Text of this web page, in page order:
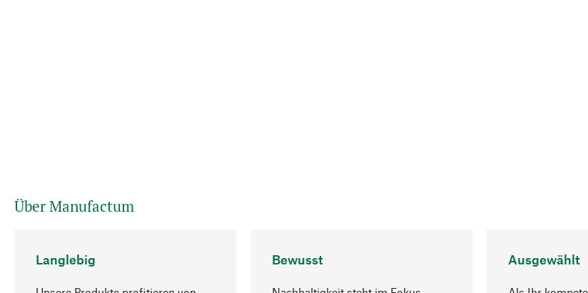
Über Manufactum
Langlebig Bewusst Ausgewählt